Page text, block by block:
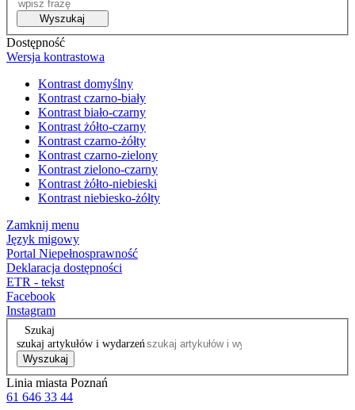
Wyszukaj
Dostępność
Wersja kontrastowa
Kontrast domyślny
Kontrast czarno-biały
Kontrast biało-czarny
Kontrast żółto-czarny
Kontrast czarno-żółty
Kontrast czarno-zielony
Kontrast zielono-czarny
Kontrast żółto-niebieski
Kontrast niebiesko-żółty
Zamknij menu
Język migowy
Portal Niepełnosprawność
Deklaracja dostępności
ETR - tekst
Facebook
Instagram
Szukaj
szukaj artykułów i wydarzeń
Wyszukaj
Linia miasta Poznań
61 646 33 44